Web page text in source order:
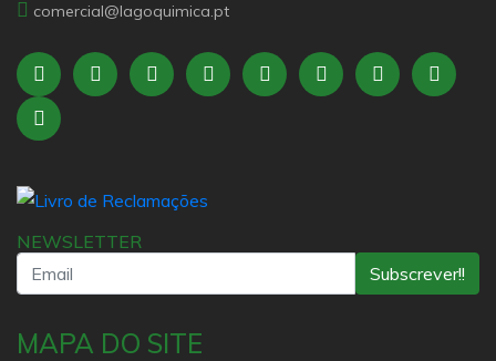
comercial@lagoquimica.pt
NEWSLETTER
Subscrever!!
MAPA DO SITE